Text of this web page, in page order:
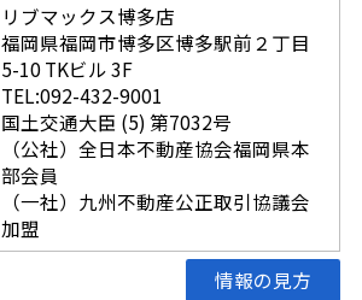
リブマックス博多店
福岡県福岡市博多区博多駅前２丁目
5-10 TKビル 3F
TEL:092-432-9001
国土交通大臣 (5) 第7032号
（公社）全日本不動産協会福岡県本
部会員
（一社）九州不動産公正取引協議会
加盟
情報の見方